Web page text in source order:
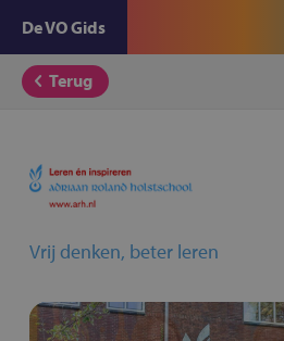
De VO Gids
Terug
Vrij denken, beter leren